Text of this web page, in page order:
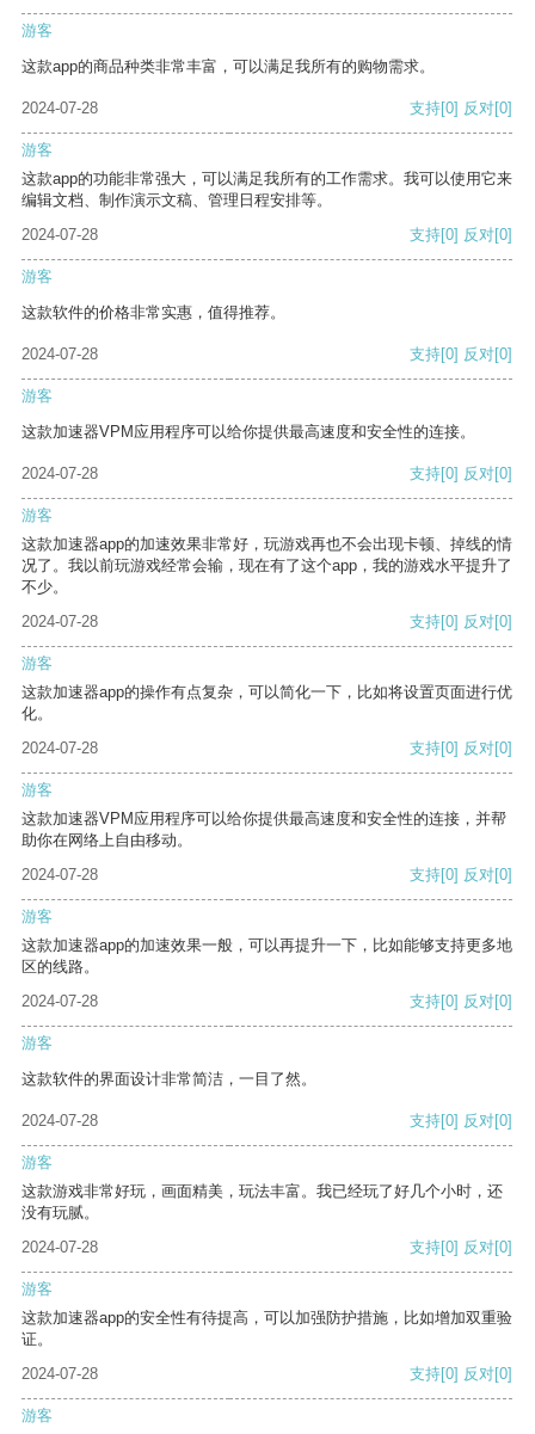
游客
这款app的商品种类非常丰富，可以满足我所有的购物需求。
2024-07-28 支持[0] 反对[0]
游客
这款app的功能非常强大，可以满足我所有的工作需求。我可以使用它来
编辑文档、制作演示文稿、管理日程安排等。
2024-07-28
支持[0] 反对[0]
游客
这款软件的价格非常实惠，值得推荐。
2024-07-28 支持[0] 反对[0]
游客
这款加速器VPM应用程序可以给你提供最高速度和安全性的连接。
2024-07-28 支持[0] 反对[0]
游客
这款加速器app的加速效果非常好，玩游戏再也不会出现卡顿、掉线的情
况了。我以前玩游戏经常会输，现在有了这个app，我的游戏水平提升了
不少。
2024-07-28
支持[0] 反对[0]
游客
这款加速器app的操作有点复杂，可以简化一下，比如将设置页面进行优
化。
2024-07-28
支持[0] 反对[0]
游客
这款加速器VPM应用程序可以给你提供最高速度和安全性的连接，并帮
助你在网络上自由移动。
2024-07-28
支持[0] 反对[0]
游客
这款加速器app的加速效果一般，可以再提升一下，比如能够支持更多地
区的线路。
2024-07-28
支持[0] 反对[0]
游客
这款软件的界面设计非常简洁，一目了然。
2024-07-28 支持[0] 反对[0]
游客
这款游戏非常好玩，画面精美，玩法丰富。我已经玩了好几个小时，还
没有玩腻。
2024-07-28
支持[0] 反对[0]
游客
这款加速器app的安全性有待提高，可以加强防护措施，比如增加双重验
证。
2024-07-28
支持[0] 反对[0]
游客